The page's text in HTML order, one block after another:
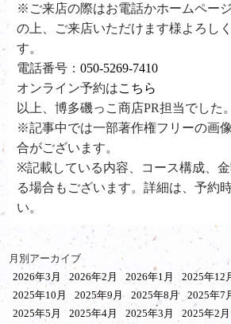
※ご来店の際はお電話かホームペー
の上、ご来店いただけます様よろし
す。
電話番号：050-5269-7410
オンライン予約はこちら
以上、博多磯っこ商店PR担当でした。
※記事中では一部著作権フリーの画
合がございます。
※記載している内容、コース構成、
る場合もございます。詳細は、予約
い。
月別アーカイブ
2026年3月
2026年2月 2026年1月 2025年12
2025年10月
2025年9月 2025年8月 2025年7
2025年5月
2025年4月 2025年3月 2025年2月